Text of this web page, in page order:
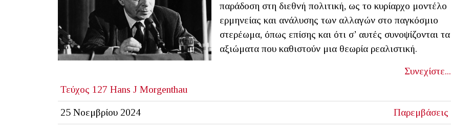
παράδοση στη διεθνή πολιτική, ως το κυρίαρχο μοντέλο
ερμηνείας και ανάλυσης των αλλαγών στο παγκόσμιο
στερέωμα, όπως επίσης και ότι σ’ αυτές συνοψίζονται τα
αξιώματα που καθιστούν μια θεωρία ρεαλιστική.
Συνεχίστε...
Τεύχος 127 Hans J Morgenthau
25 Νοεμβρίου 2024 Παρεμβάσεις